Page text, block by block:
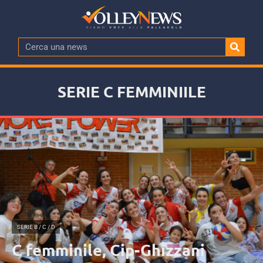
SERIE C FEMMINIILE
SERIE B / C / D
C femminile, Cip-Ghizzani